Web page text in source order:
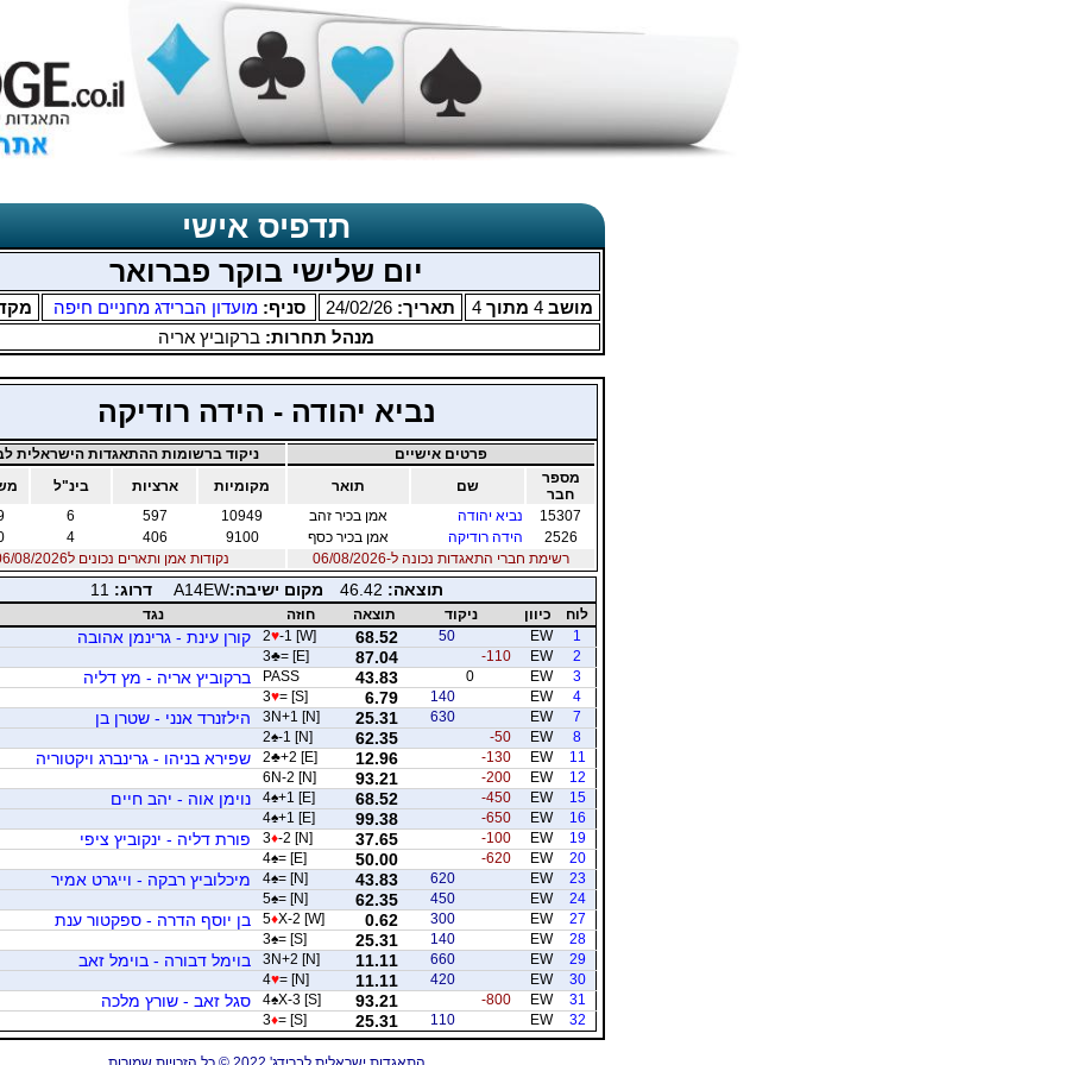
תדפיס אישי
יום שלישי בוקר פברואר
מושב 4 מתוך 4 תאריך: 24/02/26 סניף:מועדון הברידג מחניים חיפה
מנהל תחרות: ברקוביץ אריה
נביא יהודה - הידה רודיקה
פרטים אישיים
ניקוד ברשומות ההתאגדות הישראלית
מספר
חבר
שם תואר מקומיות ארציות בינ"ל
15307
נביא יהודה אמן בכיר זהב 10949
597
6
2526
הידה רודיקה אמן בכיר כסף 9100
406
4
רשימת חברי התאגדות נכונה ל-06/08/2026
נקודות אמן ותארים נכונים ל06/08/2026
תוצאה: 46.42 מקום ישיבה:A14EW דרוג: 11
לוח כיוון ניקוד תוצאה חוזה
נגד
1
EW
50
68.52
2♥-1 [W] קורן עינת - גרינמן אהובה
2
EW
-110
87.04
3♣= [E]
3
EW
0
43.83
PASS ברקוביץ אריה - מץ דליה
4
EW
140
6.79
3♥= [S]
7
EW
630
25.31
3N+1 [N] הילזנרד אנני - שטרן בן
8
EW
-50
62.35
2♠-1 [N]
11
EW
-130
12.96
2♣+2 [E] שפירא בניהו - גרינברג ויקטוריה
12
EW
-200
93.21
6N-2 [N]
15
EW
-450
68.52
4♠+1 [E] נוימן אוה - יהב חיים
16
EW
-650
99.38
4♠+1 [E]
19
EW
-100
37.65
3♦-2 [N] פורת דליה - ינקוביץ ציפי
20
EW
-620
50.00
4♠= [E]
23
EW
620
43.83
4♠= [N] מיכלוביץ רבקה - וייגרט אמיר
24
EW
450
62.35
5♠= [N]
27
EW
300
0.62
5♦X-2 [W] בן יוסף הדרה - ספקטור ענת
28
EW
140
25.31
3♠= [S]
29
EW
660
11.11
3N+2 [N] בוימל דבורה - בוימל זאב
30
EW
420
11.11
4♥= [N]
31
EW
-800
93.21
4♠X-3 [S] סגל זאב - שורץ מלכה
32
EW
110
25.31
3♦= [S]